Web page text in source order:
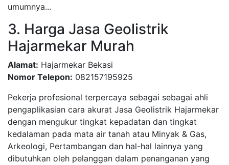
umumnya...
3. Harga Jasa Geolistrik
Hajarmekar Murah
Alamat: Hajarmekar Bekasi
Nomor Telepon: 082157195925
Pekerja profesional terpercaya sebagai sebagai ahli
pengaplikasian cara akurat Jasa Geolistrik Hajarmekar
dengan mengukur tingkat kepadatan dan tingkat
kedalaman pada mata air tanah atau Minyak & Gas,
Arkeologi, Pertambangan dan hal-hal lainnya yang
dibutuhkan oleh pelanggan dalam penanganan yang